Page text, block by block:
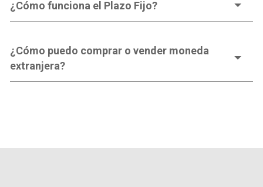
¿Cómo funciona el Plazo Fijo?
¿Cómo puedo comprar o vender moneda
extranjera?